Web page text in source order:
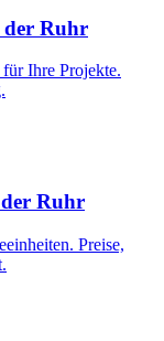
der Ruhr
Ihre Projekte.
Ruhr
Preise,